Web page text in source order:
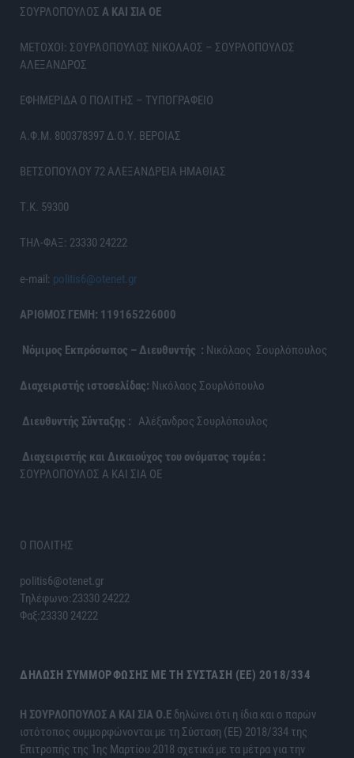
ΣΟΥΡΛΟΠΟΥΛΟΣ Α ΚΑΙ ΣΙΑ ΟΕ
ΜΕΤΟΧΟΙ: ΣΟΥΡΛΟΠΟΥΛΟΣ ΝΙΚΟΛΑΟΣ – ΣΟΥΡΛΟΠΟΥΛΟΣ
ΑΛΕΞΑΝΔΡΟΣ
ΕΦΗΜΕΡΙΔΑ Ο ΠΟΛΙΤΗΣ – ΤΥΠΟΓΡΑΦΕΙΟ
Α.Φ.Μ. 800378397 Δ.Ο.Υ. ΒΕΡΟΙΑΣ
ΒΕΤΣΟΠΟΥΛΟΥ 72 ΑΛΕΞΑΝΔΡΕΙΑ ΗΜΑΘΙΑΣ
Τ.Κ. 59300
ΤΗΛ-ΦΑΞ: 23330 24222
e-mail: politis6@otenet.gr
ΑΡΙΘΜΟΣ ΓΕΜΗ: 119165226000
Νόμιμος Εκπρόσωπος – Διευθυντής : Νικόλαος Σουρλόπουλος
Διαχειριστής ιστοσελίδας: Νικόλαος Σουρλόπουλο
Διευθυντής Σύνταξης : Αλέξανδρος Σουρλόπουλος
Διαχειριστής και Δικαιούχος του ονόματος τομέα :
ΣΟΥΡΛΟΠΟΥΛΟΣ Α ΚΑΙ ΣΙΑ ΟΕ
Ο ΠΟΛΙΤΗΣ
politis6@otenet.gr
Τηλέφωνο:23330 24222
Φαξ:23330 24222
ΔΉΛΩΣΗ ΣΥΜΜΌΡΦΩΣΗΣ ΜΕ ΤΗ ΣΎΣΤΑΣΗ (ΕΕ) 2018/334
H ΣΟΥΡΛΟΠΟΥΛΟΣ Α ΚΑΙ ΣΙΑ Ο.Ε δηλώνει ότι η ίδια και ο παρών
ιστότοπος συμμορφώνονται με τη Σύσταση (ΕΕ) 2018/334 της
Επιτροπής της 1ης Μαρτίου 2018 σχετικά με τα μέτρα για την